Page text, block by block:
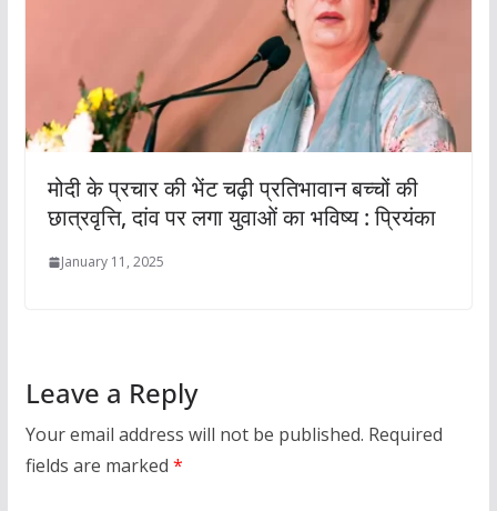
मोदी के प्रचार की भेंट चढ़ी प्रतिभावान बच्चों की
छात्रवृत्ति, दांव पर लगा युवाओं का भविष्य : प्रियंका
January 11, 2025
Leave a Reply
Your email address will not be published. Required
fields are marked *